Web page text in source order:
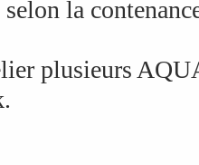
la
plusieurs